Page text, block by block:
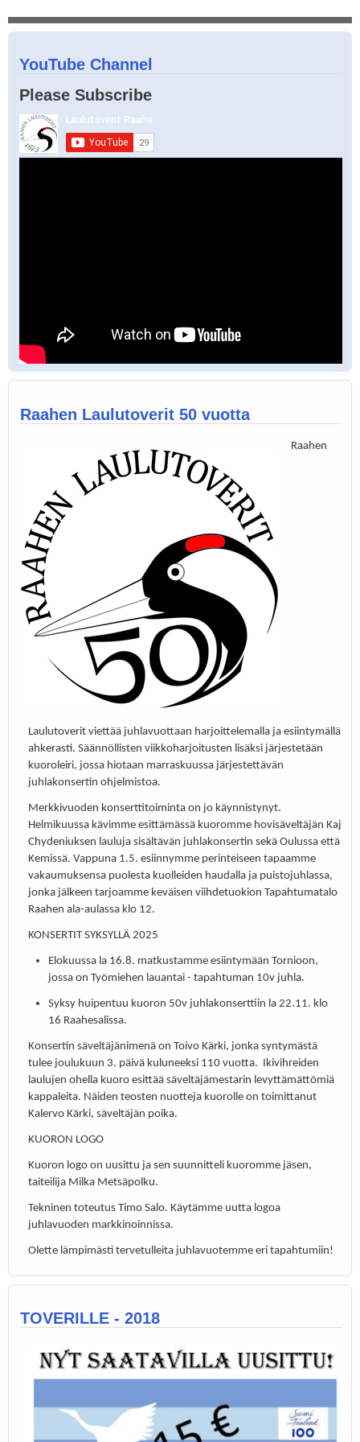
YouTube Channel
Please Subscribe
Raahen Laulutoverit 50 vuotta
Raahen
Laulutoverit viettää juhlavuottaan harjoittelemalla ja esiintymällä
ahkerasti. Säännöllisten viikkoharjoitusten lisäksi järjestetään
kuoroleiri, jossa hiotaan marraskuussa järjestettävän
juhlakonsertin ohjelmistoa.
Merkkivuoden konserttitoiminta on jo käynnistynyt.
Helmikuussa kävimme esittämässä kuoromme hovisäveltäjän Kaj
Chydeniuksen lauluja sisältävän juhlakonsertin sekä Oulussa että
Kemissä. Vappuna 1.5. esiinnymme perinteiseen tapaamme
vakaumuksensa puolesta kuolleiden haudalla ja puistojuhlassa,
jonka jälkeen tarjoamme keväisen viihdetuokion Tapahtumatalo
Raahen ala-aulassa klo 12.
KONSERTIT SYKSYLLÄ 2025
Elokuussa la 16.8. matkustamme esiintymään Tornioon,
jossa on Työmiehen lauantai - tapahtuman 10v juhla.
Syksy huipentuu kuoron 50v juhlakonserttiin la 22.11. klo
16 Raahesalissa.
Konsertin säveltäjänimenä on Toivo Kärki, jonka syntymästä
tulee joulukuun 3. päivä kuluneeksi 110 vuotta. Ikivihreiden
laulujen ohella kuoro esittää säveltäjämestarin levyttämättömiä
kappaleita. Näiden teosten nuotteja kuorolle on toimittanut
Kalervo Kärki, säveltäjän poika.
KUORON LOGO
Kuoron logo on uusittu ja sen suunnitteli kuoromme jäsen,
taiteilija Milka Metsäpolku.
Tekninen toteutus Timo Salo. Käytämme uutta logoa
juhlavuoden markkinoinnissa.
Olette lämpimästi tervetulleita juhlavuotemme eri tapahtumiin!
TOVERILLE - 2018